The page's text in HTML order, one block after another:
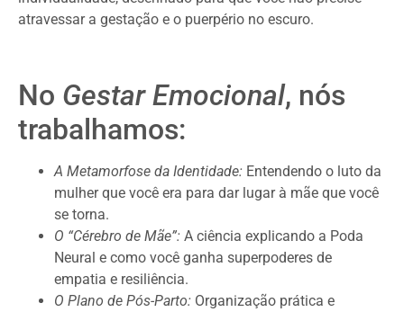
atravessar a gestação e o puerpério no escuro.
No Gestar Emocional, nós
trabalhamos:
A Metamorfose da Identidade: Entendendo o luto da
mulher que você era para dar lugar à mãe que você
se torna.
O “Cérebro de Mãe”: A ciência explicando a Poda
Neural e como você ganha superpoderes de
empatia e resiliência.
O Plano de Pós-Parto: Organização prática e